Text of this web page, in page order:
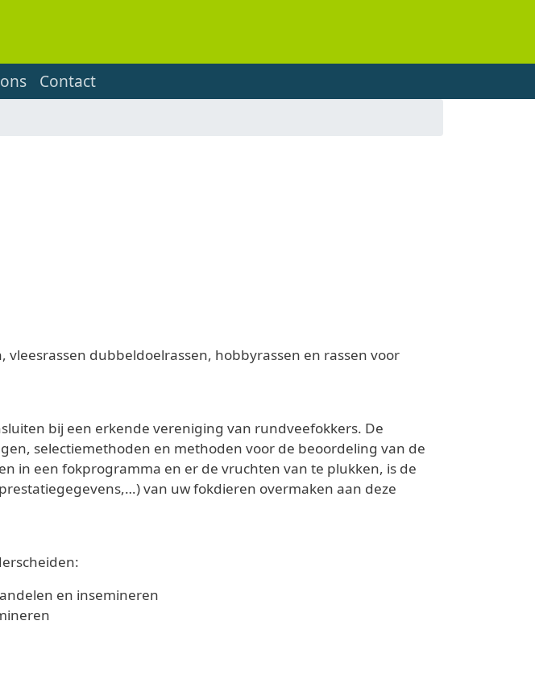
Contact
dubbeldoelrassen, hobbyrassen en rassen voor
bij een erkende vereniging van rundveefokkers. De
selectiemethoden en methoden voor de beoordeling van de
in een fokprogramma en er de vruchten van te plukken, is de
van uw fokdieren overmaken aan deze
en insemineren